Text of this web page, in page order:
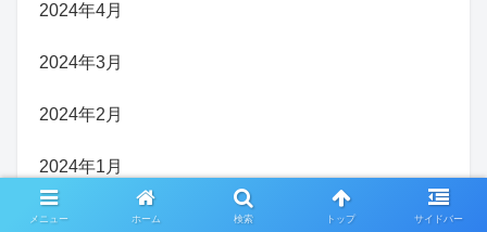
2024年4月
2024年3月
2024年2月
2024年1月
2023年12月
メニュー ホーム 検索 トップ サイドバー